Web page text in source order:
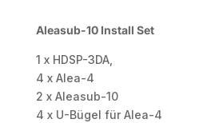
Aleasub-10 Install Set
1 x HDSP-3DA,
4 x Alea-4
2 x Aleasub-10
4 x U-Bügel für Alea-4